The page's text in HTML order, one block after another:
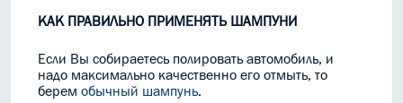
КАК ПРАВИЛЬНО ПРИМЕНЯТЬ ШАМПУНИ
Если Вы собираетесь полировать автомобиль, и
надо максимально качественно его отмыть, то
берем обычный шампунь.